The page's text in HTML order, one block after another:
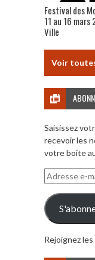
Festival des
11 au 16
Ville
Voir
Saisissez
recevoir les
votre boite
Adresse
e-
mail
Rejoignez